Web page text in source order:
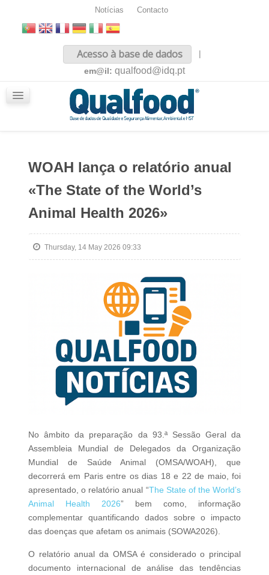
Notícias Contacto
Acesso à base de dados
|
em@il: qualfood@idq.pt
WOAH lança o relatório anual
«The State of the World’s
Animal Health 2026»
Thursday, 14 May 2026 09:33
No âmbito da preparação da 93.ª Sessão Geral da
Assembleia Mundial de Delegados da Organização
Mundial de Saúde Animal (OMSA/WOAH), que
decorrerá em Paris entre os dias 18 e 22 de maio, foi
apresentado, o relatório anual “The State of the World’s
Animal Health 2026” bem como, informação
complementar quantificando dados sobre o impacto
das doenças que afetam os animais (SOWA2026).
O relatório anual da OMSA é considerado o principal
documento internacional de análise das tendências